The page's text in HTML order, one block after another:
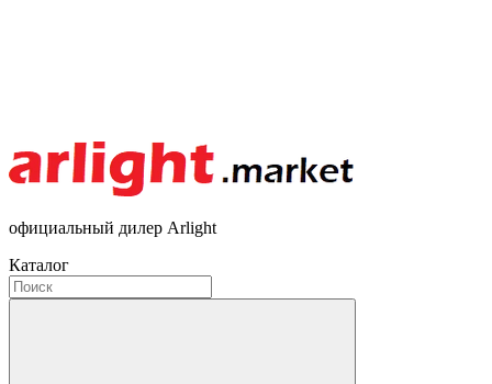
официальный дилер Arlight
Каталог